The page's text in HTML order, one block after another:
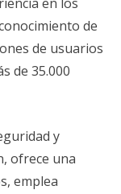
de
de usuarios
de 35.000
y
ofrece una
emplea